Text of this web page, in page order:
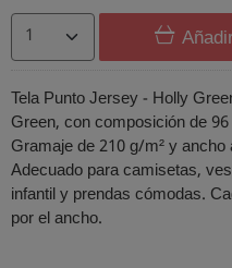
Tela Punto Jersey - Holly
Green, con composición de
Gramaje de 210 g/m² y
Adecuado para camisetas,
infantil y prendas cómodas.
por el ancho.